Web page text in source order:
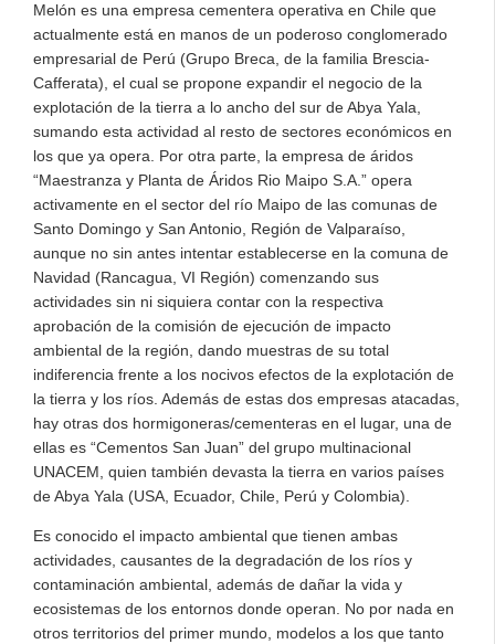
Melón es una empresa cementera operativa en Chile que
actualmente está en manos de un poderoso conglomerado
empresarial de Perú (Grupo Breca, de la familia Brescia-
Cafferata), el cual se propone expandir el negocio de la
explotación de la tierra a lo ancho del sur de Abya Yala,
sumando esta actividad al resto de sectores económicos en
los que ya opera. Por otra parte, la empresa de áridos
“Maestranza y Planta de Áridos Rio Maipo S.A.” opera
activamente en el sector del río Maipo de las comunas de
Santo Domingo y San Antonio, Región de Valparaíso,
aunque no sin antes intentar establecerse en la comuna de
Navidad (Rancagua, VI Región) comenzando sus
actividades sin ni siquiera contar con la respectiva
aprobación de la comisión de ejecución de impacto
ambiental de la región, dando muestras de su total
indiferencia frente a los nocivos efectos de la explotación de
la tierra y los ríos. Además de estas dos empresas atacadas,
hay otras dos hormigoneras/cementeras en el lugar, una de
ellas es “Cementos San Juan” del grupo multinacional
UNACEM, quien también devasta la tierra en varios países
de Abya Yala (USA, Ecuador, Chile, Perú y Colombia).
Es conocido el impacto ambiental que tienen ambas
actividades, causantes de la degradación de los ríos y
contaminación ambiental, además de dañar la vida y
ecosistemas de los entornos donde operan. No por nada en
otros territorios del primer mundo, modelos a los que tanto